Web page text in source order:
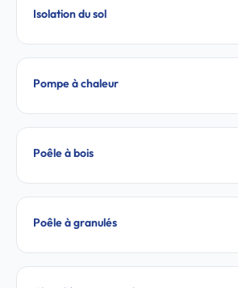
Isolation du sol
Pompe à chaleur
Poêle à bois
Poêle à granulés